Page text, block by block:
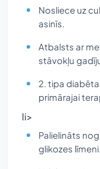
Nosliece uz
asinīs.
Atbalsts ar
stāvokļu
2. tipa
primārajai
li>
Palielināts
glikozes līmeni.